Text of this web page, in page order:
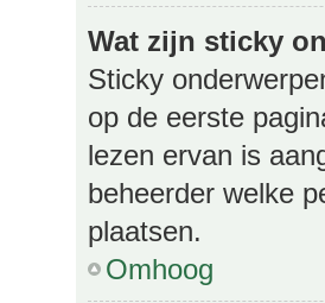
Wat zijn sticky
Sticky
op de eerste
lezen ervan is
beheerder welke
plaatsen.
Omhoog